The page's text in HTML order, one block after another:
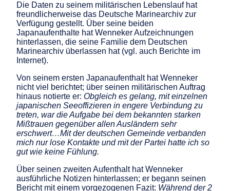
Die Daten zu seinem militärischen Lebenslauf hat
freundlicherweise das Deutsche Marinearchiv zur
Verfügung gestellt. Über seine beiden
Japanaufenthalte hat Wenneker Aufzeichnungen
hinterlassen, die seine Familie dem Deutschen
Marinearchiv überlassen hat (vgl. auch Berichte im
Internet).
Von seinem ersten Japanaufenthalt hat Wenneker
nicht viel berichtet; über seinen militärischen Auftrag
hinaus notierte er: Obgleich es gelang, mit einzelnen
japanischen Seeoffizieren in engere Verbindung zu
treten, war die Aufgabe bei dem bekannten starken
Mißtrauen gegenüber allen Ausländern sehr
erschwert…Mit der deutschen Gemeinde verbanden
mich nur lose Kontakte und mit der Partei hatte ich so
gut wie keine Fühlung.
Über seinen zweiten Aufenthalt hat Wenneker
ausführliche Notizen hinterlassen; er begann seinen
Bericht mit einem vorgezogenen Fazit: Während der 2